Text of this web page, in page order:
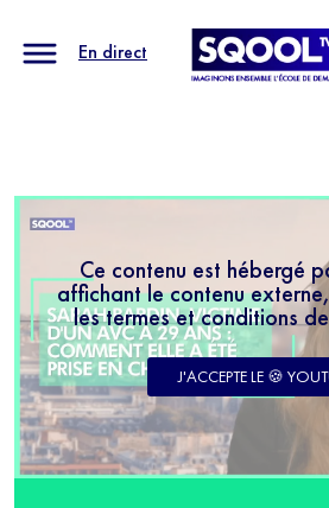
En direct
Ce contenu est hébergé
affichant le contenu
les termes et conditions
J'ACCEPTE LE 🍪